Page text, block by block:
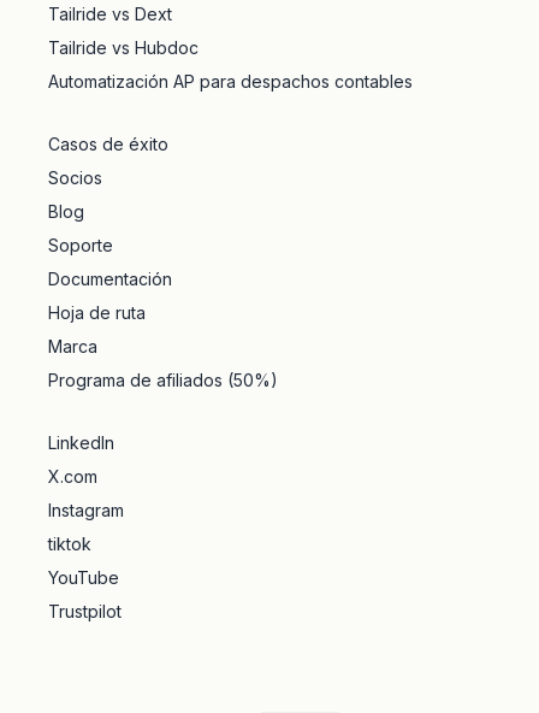
Tailride vs Dext
Tailride vs Hubdoc
Automatización AP para despachos contables
Casos de éxito
Socios
Blog
Soporte
Documentación
Hoja de ruta
Marca
Programa de afiliados (50%)
LinkedIn
X.com
Instagram
tiktok
YouTube
Trustpilot